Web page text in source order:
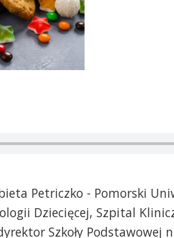
Petriczko - Pomorski
Dziecięcej, Szpital
Szkoły Podstawowej